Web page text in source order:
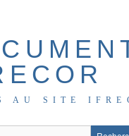
AU SITE